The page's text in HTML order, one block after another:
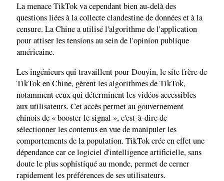
La menace TikTok va cependant bien au-delà des
questions liées à la collecte clandestine de données et à la
censure. La Chine a utilisé l'algorithme de l'application
pour attiser les tensions au sein de l'opinion publique
américaine.
Les ingénieurs qui travaillent pour Douyin, le site frère de
TikTok en Chine, gèrent les algorithmes de TikTok,
notamment ceux qui déterminent les vidéos accessibles
aux utilisateurs. Cet accès permet au gouvernement
chinois de « booster le signal », c'est-à-dire de
sélectionner les contenus en vue de manipuler les
comportements de la population. TikTok crée en effet une
dépendance car ce logiciel d'intelligence artificielle, sans
doute le plus sophistiqué au monde, permet de cerner
rapidement les préférences de ses utilisateurs.